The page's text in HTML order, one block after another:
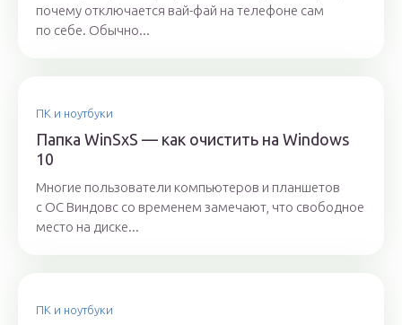
почему отключается вай-фай на телефоне сам
по себе. Обычно...
ПК и ноутбуки
Папка WinSxS — как очистить на Windows
10
Многие пользователи компьютеров и планшетов
с ОС Виндовс со временем замечают, что свободное
место на диске...
ПК и ноутбуки